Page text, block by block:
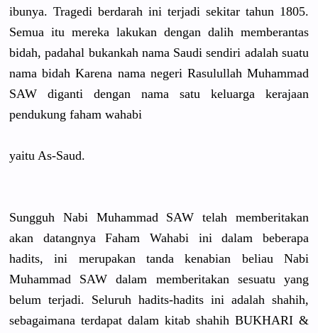
ibunya. Tragedi berdarah ini terjadi sekitar tahun 1805.
Semua itu mereka lakukan dengan dalih memberantas
bidah, padahal bukankah nama Saudi sendiri adalah suatu
nama bidah Karena nama negeri RasulullahMuhammad
SAW diganti dengan nama satu keluarga kerajaan
pendukung faham wahabi
yaitu As-Saud.
Sungguh Nabi Muhammad SAW telah memberitakan
akan datangnya Faham Wahabi ini dalam beberapa
hadits, ini merupakan tanda kenabian beliau Nabi
Muhammad SAW dalam memberitakan sesuatu yang
belum terjadi. Seluruh hadits-hadits ini adalah shahih,
sebagaimana terdapat dalam kitab shahih BUKHARI &